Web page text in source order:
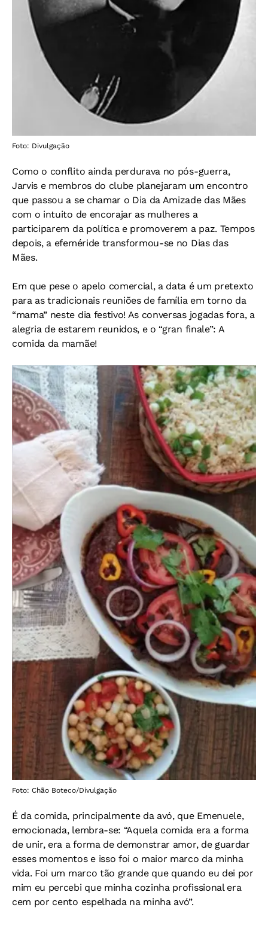
Foto: Divulgação
Como o conflito ainda perdurava no pós-guerra,
Jarvis e membros do clube planejaram um encontro
que passou a se chamar o Dia da Amizade das Mães
com o intuito de encorajar as mulheres a
participarem da política e promoverem a paz. Tempos
depois, a efeméride transformou-se no Dias das
Mães.
Em que pese o apelo comercial, a data é um pretexto
para as tradicionais reuniões de família em torno da
“mama” neste dia festivo! As conversas jogadas fora, a
alegria de estarem reunidos, e o “gran finale”: A
comida da mamãe!
Foto: Chão Boteco/Divulgação
É da comida, principalmente da avó, que Emenuele,
emocionada, lembra-se: “Aquela comida era a forma
de unir, era a forma de demonstrar amor, de guardar
esses momentos e isso foi o maior marco da minha
vida. Foi um marco tão grande que quando eu dei por
mim eu percebi que minha cozinha profissional era
cem por cento espelhada na minha avó”.